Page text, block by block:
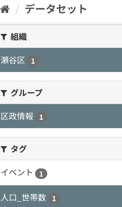
データセット
組織
瀬谷区
1
グループ
区政情報
1
タグ
イベント
1
人口_世帯数 1